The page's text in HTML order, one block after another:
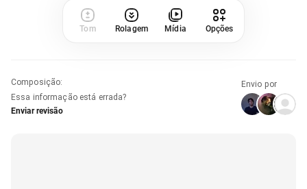
Tom Rolagem Mídia Opções
Composição:
Essa informação está errada?
Enviar revisão
Envio por